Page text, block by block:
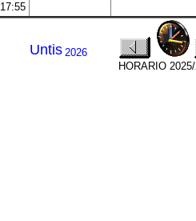
17:55
Untis 2026
HORARIO